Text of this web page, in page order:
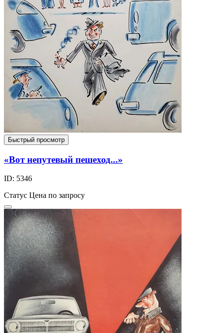
Быстрый просмотр
«Вот непутевый пешеход...»
ID: 5346
Статус Цена по запросу